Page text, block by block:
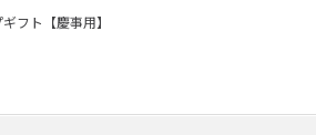
フト【慶事用】